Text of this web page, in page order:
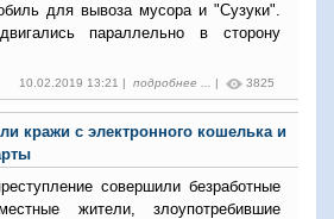
для вывоза мусора и "Сузуки".
параллельно в сторону
10.02.2019 13:21 | подробнее ... | 3825
кражи с электронного кошелька и
совершили безработные
жители, злоупотребившие